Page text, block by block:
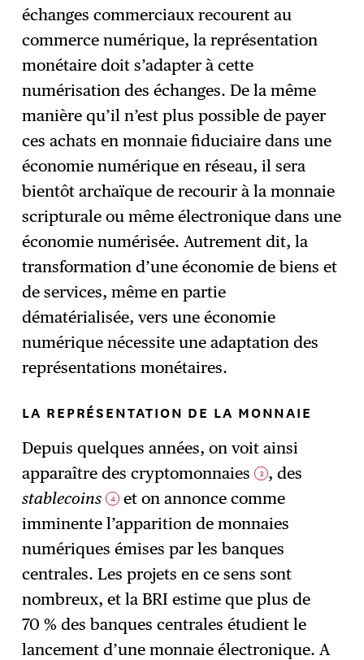
échanges commerciaux recourent au
commerce numérique, la représentation
monétaire doit s’adapter à cette
numérisation des échanges. De la même
manière qu’il n’est plus possible de payer
ces achats en monnaie fiduciaire dans une
économie numérique en réseau, il sera
bientôt archaïque de recourir à la monnaie
scripturale ou même électronique dans une
économie numérisée. Autrement dit, la
transformation d’une économie de biens et
de services, même en partie
dématérialisée, vers une économie
numérique nécessite une adaptation des
représentations monétaires.
LA REPRÉSENTATION DE LA MONNAIE
Depuis quelques années, on voit ainsi
apparaître des cryptomonnaies 3 , des
stablecoins
4
et on annonce comme
imminente l’apparition de monnaies
numériques émises par les banques
centrales. Les projets en ce sens sont
nombreux, et la BRI estime que plus de
70 % des banques centrales étudient le
lancement d’une monnaie électronique. A